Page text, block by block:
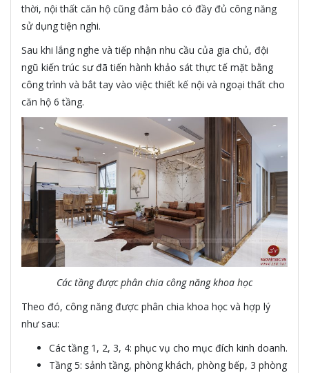
thời, nội thất căn hộ cũng đảm bảo có đầy đủ công năng
sử dụng tiện nghi.
Sau khi lắng nghe và tiếp nhận nhu cầu của gia chủ, đội
ngũ kiến trúc sư đã tiến hành khảo sát thực tế mặt bằng
công trình và bắt tay vào việc thiết kế nội và ngoại thất cho
căn hộ 6 tầng.
Các tầng được phân chia công năng khoa học
Theo đó, công năng được phân chia khoa học và hợp lý
như sau:
Các tầng 1, 2, 3, 4: phục vụ cho mục đích kinh doanh.
Tầng 5: sảnh tầng, phòng khách, phòng bếp, 3 phòng